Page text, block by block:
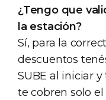
¿Tengo que
la estación?
Sí, para la
descuentos
SUBE al iniciar
te cobren solo